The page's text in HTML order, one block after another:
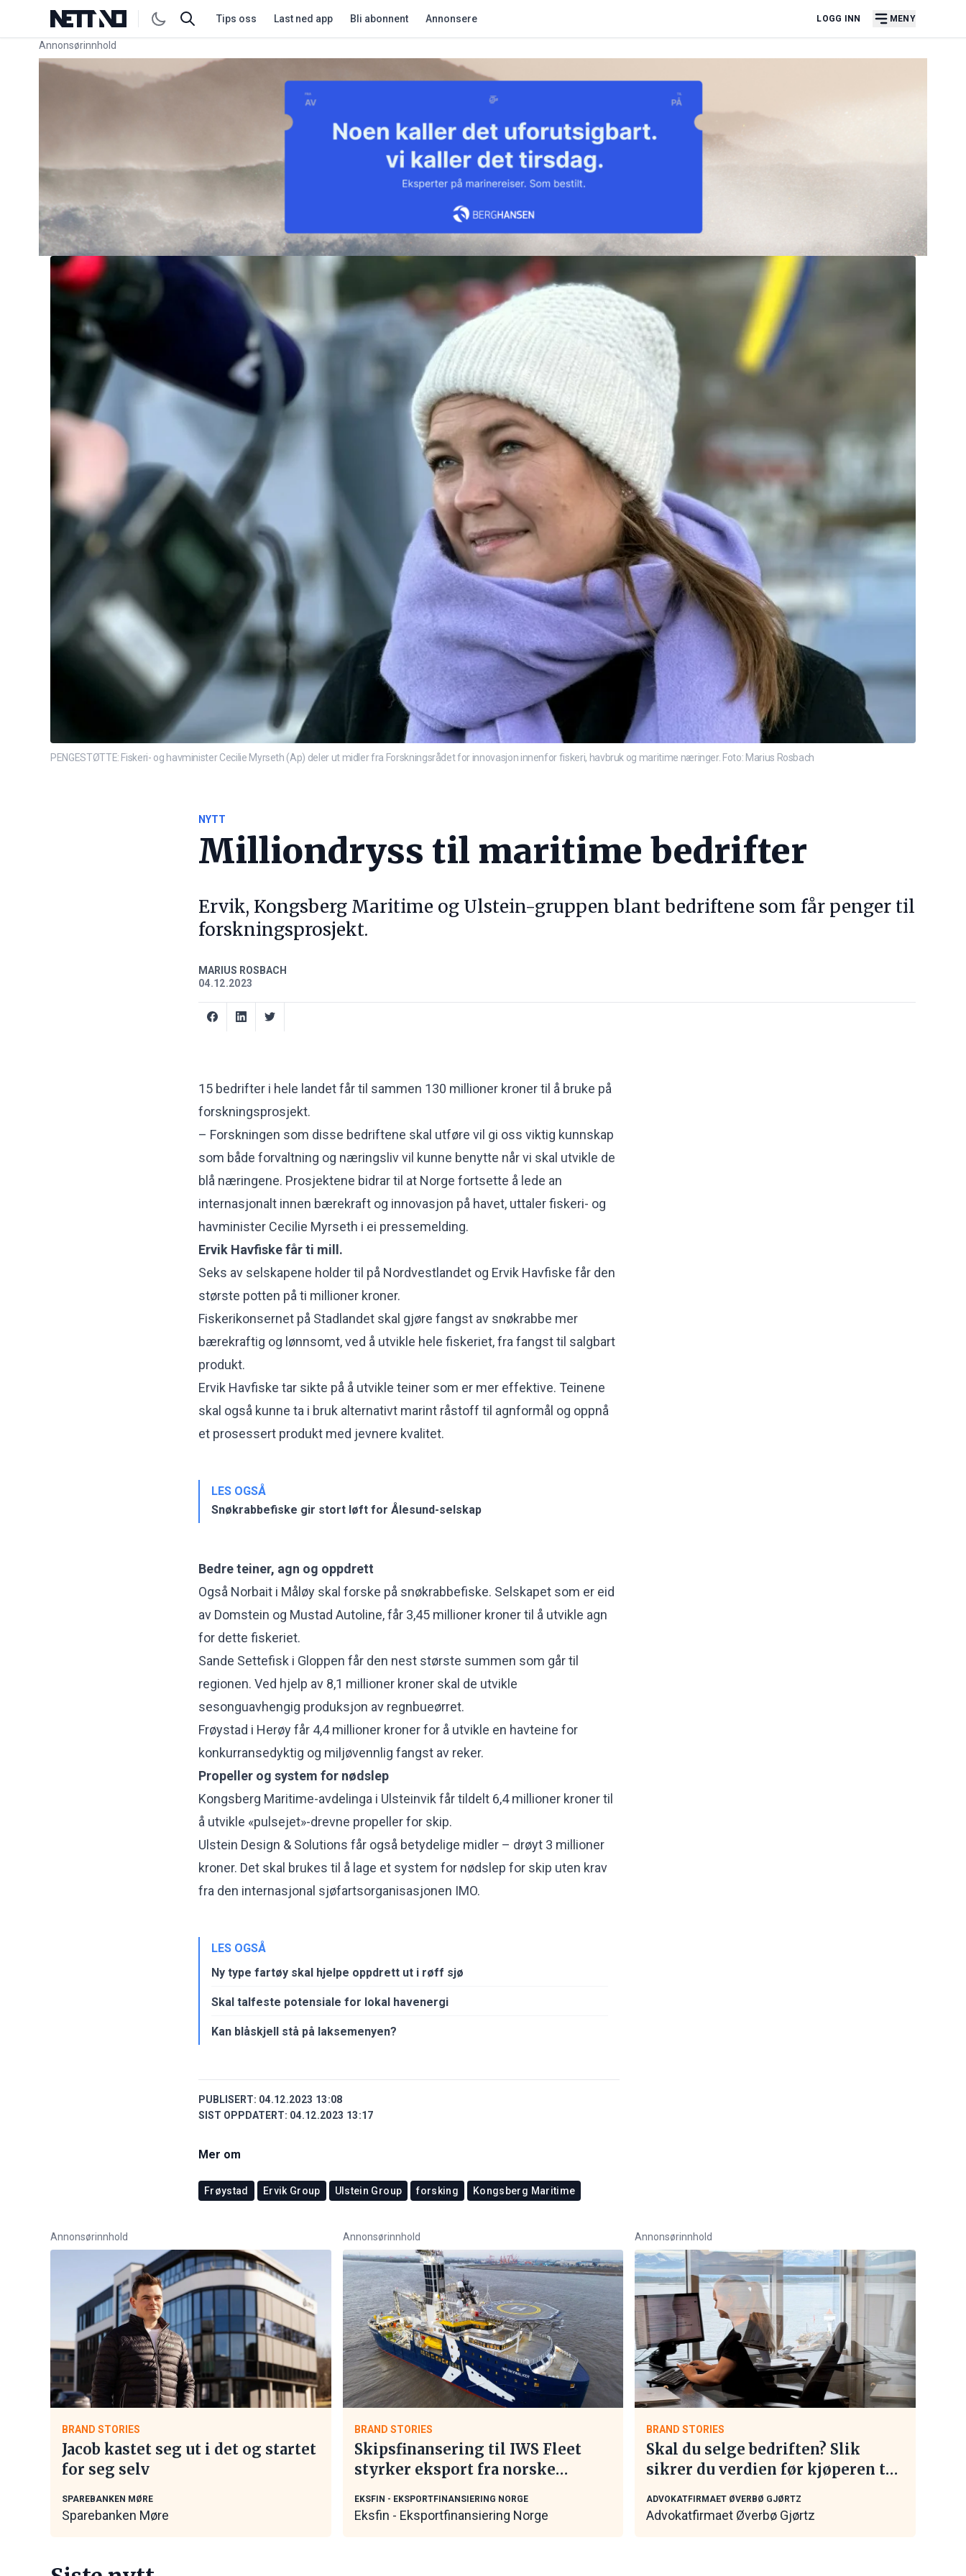
Tips oss Last ned app Bli abonnent Annonsere LOGG INN MENY
Annonsørinnhold
Link for annonse
PENGESTØTTE: Fiskeri- og havminister Cecilie Myrseth (Ap) deler ut midler fra Forskningsrådet for innovasjon innenfor fiskeri, havbruk og maritime næringer. Foto: Marius Rosbach
NYTT
Milliondryss til maritime bedrifter
Ervik, Kongsberg Maritime og Ulstein-gruppen blant bedriftene som får penger til
forskningsprosjekt.
MARIUS ROSBACH
04.12.2023
15 bedrifter i hele landet får til sammen 130 millioner kroner til å bruke på
forskningsprosjekt.
– Forskningen som disse bedriftene skal utføre vil gi oss viktig kunnskap
som både forvaltning og næringsliv vil kunne benytte når vi skal utvikle de
blå næringene. Prosjektene bidrar til at Norge fortsette å lede an
internasjonalt innen bærekraft og innovasjon på havet, uttaler fiskeri- og
havminister Cecilie Myrseth i ei pressemelding.
Ervik Havfiske får ti mill.
Seks av selskapene holder til på Nordvestlandet og Ervik Havfiske får den
største potten på ti millioner kroner.
Fiskerikonsernet på Stadlandet skal gjøre fangst av snøkrabbe mer
bærekraftig og lønnsomt, ved å utvikle hele fiskeriet, fra fangst til salgbart
produkt.
Ervik Havfiske tar sikte på å utvikle teiner som er mer effektive. Teinene
skal også kunne ta i bruk alternativt marint råstoff til agnformål og oppnå
et prosessert produkt med jevnere kvalitet.
LES OGSÅ
Snøkrabbefiske gir stort løft for Ålesund-selskap
Bedre teiner, agn og oppdrett
Også Norbait i Måløy skal forske på snøkrabbefiske. Selskapet som er eid
av Domstein og Mustad Autoline, får 3,45 millioner kroner til å utvikle agn
for dette fiskeriet.
Sande Settefisk i Gloppen får den nest største summen som går til
regionen. Ved hjelp av 8,1 millioner kroner skal de utvikle
sesonguavhengig produksjon av regnbueørret.
Frøystad i Herøy får 4,4 millioner kroner for å utvikle en havteine for
konkurransedyktig og miljøvennlig fangst av reker.
Propeller og system for nødslep
Kongsberg Maritime-avdelinga i Ulsteinvik får tildelt 6,4 millioner kroner til
å utvikle «pulsejet»-drevne propeller for skip.
Ulstein Design & Solutions får også betydelige midler – drøyt 3 millioner
kroner. Det skal brukes til å lage et system for nødslep for skip uten krav
fra den internasjonal sjøfartsorganisasjonen IMO.
LES OGSÅ
Ny type fartøy skal hjelpe oppdrett ut i røff sjø
Skal talfeste potensiale for lokal havenergi
Kan blåskjell stå på laksemenyen?
PUBLISERT: 04.12.2023 13:08
SIST OPPDATERT: 04.12.2023 13:17
Mer om
Frøystad Ervik Group Ulstein Group forsking Kongsberg Maritime
Annonsørinnhold
BRAND STORIES
Jacob kastet seg ut i det og startet
for seg selv
SPAREBANKEN MØRE
Sparebanken Møre
Annonsørinnhold
BRAND STORIES
Skipsfinansering til IWS Fleet
styrker eksport fra norske
EKSFIN - EKSPORTFINANSIERING NORGE
Eksfin - Eksportfinansiering Norge
Annonsørinnhold
BRAND STORIES
Skal du selge bedriften? Slik
sikrer du verdien før kjøperen tar
ADVOKATFIRMAET ØVERBØ GJØRTZ
Advokatfirmaet Øverbø Gjørtz